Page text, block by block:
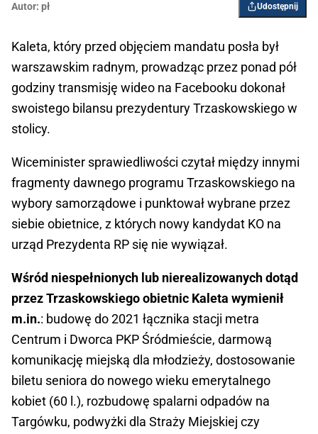
Autor: pł Udostępnij
Kaleta, który przed objęciem mandatu posła był
warszawskim radnym, prowadząc przez ponad pół
godziny transmisję wideo na Facebooku dokonał
swoistego bilansu prezydentury Trzaskowskiego w
stolicy.
Wiceminister sprawiedliwości czytał między innymi
fragmenty dawnego programu Trzaskowskiego na
wybory samorządowe i punktował wybrane przez
siebie obietnice, z których nowy kandydat KO na
urząd Prezydenta RP się nie wywiązał.
Wśród niespełnionych lub nierealizowanych dotąd
przez Trzaskowskiego obietnic Kaleta wymienił
m.in.: budowę do 2021 łącznika stacji metra
Centrum i Dworca PKP Śródmieście, darmową
komunikację miejską dla młodzieży, dostosowanie
biletu seniora do nowego wieku emerytalnego
kobiet (60 l.), rozbudowę spalarni odpadów na
Targówku, podwyżki dla Straży Miejskiej czy